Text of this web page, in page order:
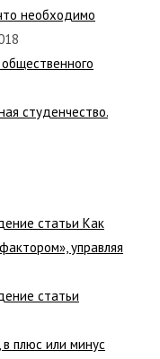
необходимо
студенчество.
статьи Как
управляя
статьи
в плюс или минус